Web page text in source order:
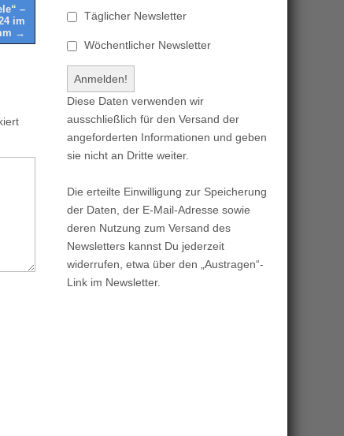
–
im
→
Täglicher Newsletter
Wöchentlicher Newsletter
Diese Daten verwenden wir
ausschließlich für den Versand der
angeforderten Informationen und geben
sie nicht an Dritte weiter.
Die erteilte Einwilligung zur Speicherung
der Daten, der E-Mail-Adresse sowie
deren Nutzung zum Versand des
Newsletters kannst Du jederzeit
widerrufen, etwa über den „Austragen“-
Link im Newsletter.